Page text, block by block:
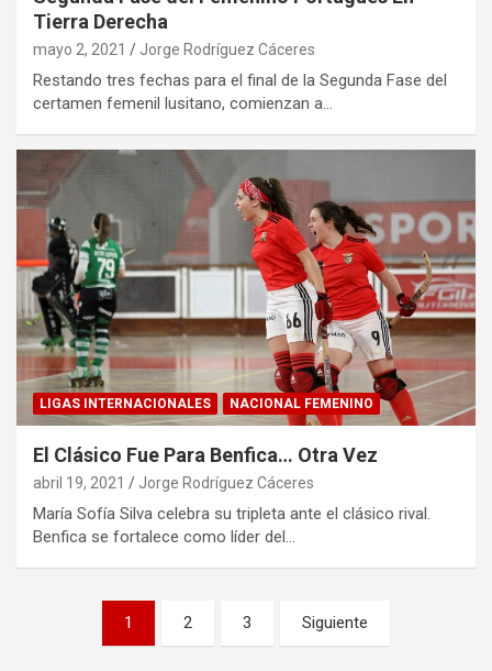
Tierra Derecha
mayo 2, 2021 Jorge Rodríguez Cáceres
Restando tres fechas para el final de la Segunda Fase del
certamen femenil lusitano, comienzan a…
LIGAS INTERNACIONALES NACIONAL FEMENINO
El Clásico Fue Para Benfica… Otra Vez
abril 19, 2021 Jorge Rodríguez Cáceres
María Sofía Silva celebra su tripleta ante el clásico rival.
Benfica se fortalece como líder del…
Paginación
1 2 3 Siguiente